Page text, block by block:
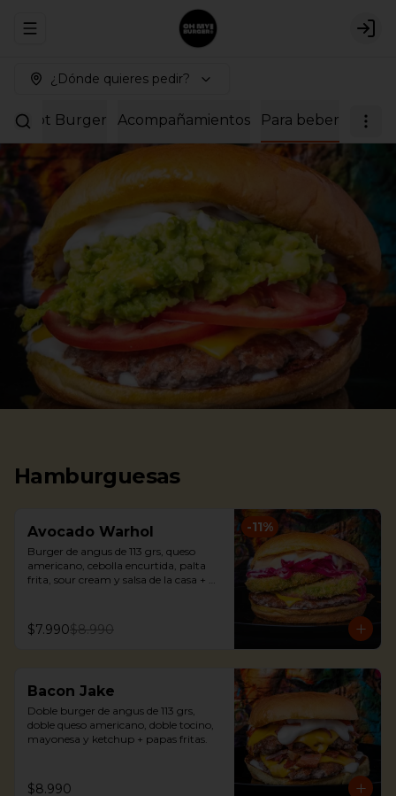
Abrir menu de navegación
¿Dónde quieres pedir?
– Not Burger Acompañamientos Para beber
Hamburguesas
-11%
Avocado Warhol
Burger de angus de 113 grs, queso
americano, cebolla encurtida, palta
frita, sour cream y salsa de la casa +
$7.990$8.990
Bacon Jake
Doble burger de angus de 113 grs,
doble queso americano, doble tocino,
mayonesa y ketchup + papas fritas.
$8.990